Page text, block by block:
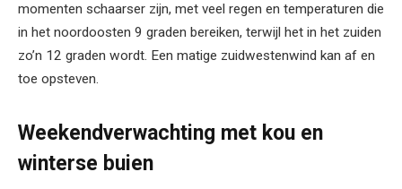
momenten schaarser zijn, met veel regen en temperaturen die
in het noordoosten 9 graden bereiken, terwijl het in het zuiden
zo’n 12 graden wordt. Een matige zuidwestenwind kan af en
toe opsteven.
Weekendverwachting met kou en
winterse buien